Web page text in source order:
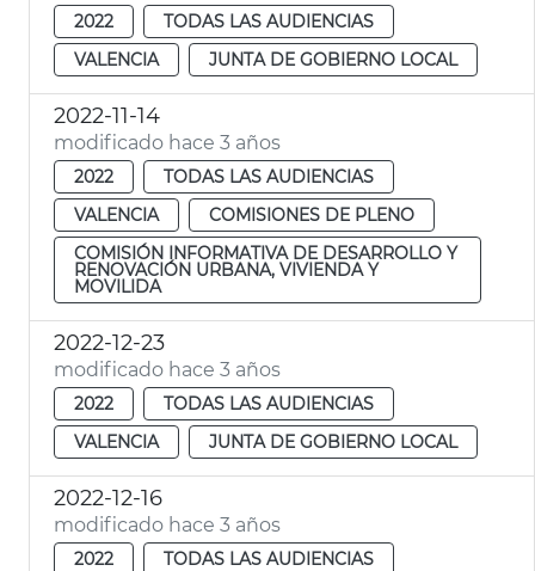
2022
TODAS LAS AUDIENCIAS
VALENCIA
JUNTA DE GOBIERNO LOCAL
2022-11-14
modificado hace 3 años
2022
TODAS LAS AUDIENCIAS
VALENCIA
COMISIONES DE PLENO
COMISIÓN INFORMATIVA DE DESARROLLO Y
RENOVACIÓN URBANA, VIVIENDA Y
MOVILIDA
2022-12-23
modificado hace 3 años
2022
TODAS LAS AUDIENCIAS
VALENCIA
JUNTA DE GOBIERNO LOCAL
2022-12-16
modificado hace 3 años
2022
TODAS LAS AUDIENCIAS